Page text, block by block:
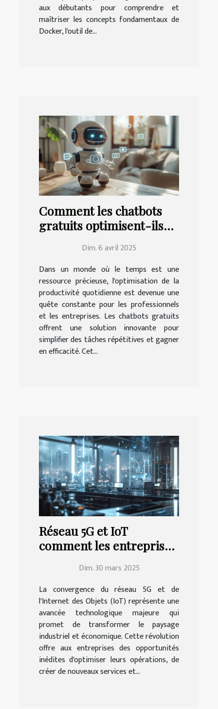
aux débutants pour comprendre et
maîtriser les concepts fondamentaux de
Docker, l'outil de...
Comment les chatbots
gratuits optimisent-ils
quotidienne ?
Dim. 6 avril 2025
Dans un monde où le temps est une
ressource précieuse, l'optimisation de la
productivité quotidienne est devenue une
quête constante pour les professionnels
et les entreprises. Les chatbots gratuits
offrent une solution innovante pour
simplifier des tâches répétitives et gagner
en efficacité. Cet...
Réseau 5G et IoT
comment les entreprises
cette révolution
Dim. 30 mars 2025
La convergence du réseau 5G et de
l'Internet des Objets (IoT) représente une
avancée technologique majeure qui
promet de transformer le paysage
industriel et économique. Cette révolution
offre aux entreprises des opportunités
inédites d'optimiser leurs opérations, de
créer de nouveaux services et...